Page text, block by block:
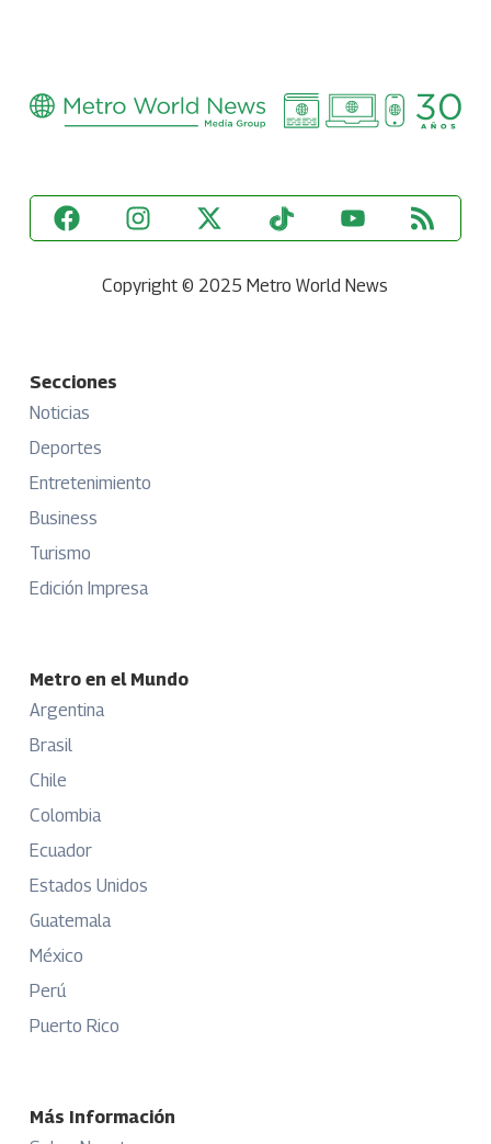
Copyright © 2025 Metro World News
Secciones
Noticias
Deportes
Entretenimiento
Business
Turismo
Edición Impresa
Metro en el Mundo
Argentina
Brasil
Chile
Colombia
Ecuador
Estados Unidos
Guatemala
México
Perú
Puerto Rico
Más Información